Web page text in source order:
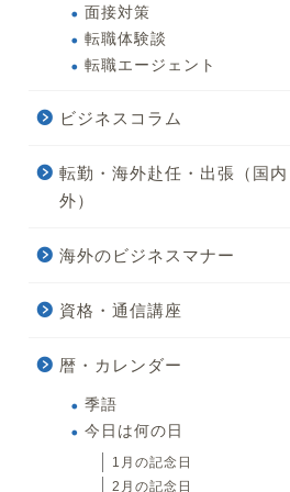
面接対策
転職体験談
転職エージェント
ビジネスコラム
転勤・海外赴任・出張（国内
外）
海外のビジネスマナー
資格・通信講座
暦・カレンダー
季語
今日は何の日
1月の記念日
2月の記念日